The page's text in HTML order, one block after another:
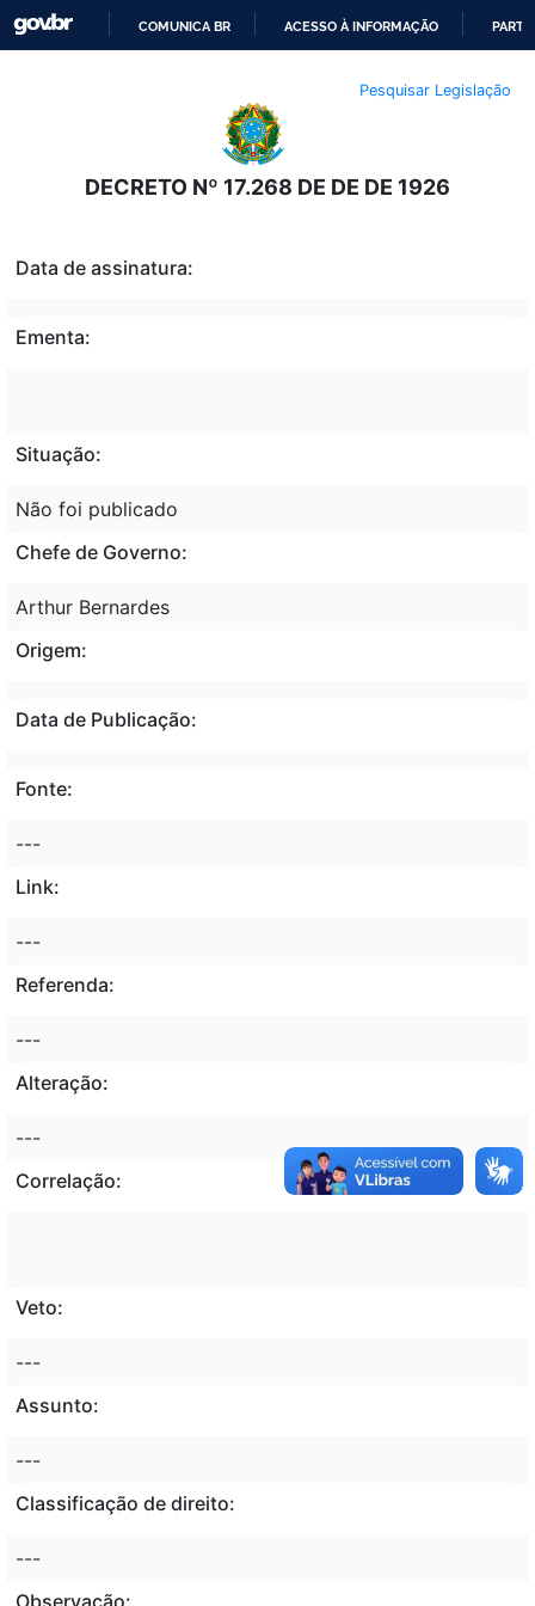
O
CONTEÚDO
COMUNICA BR ACESSO À INFORMAÇÃO
Pesquisar Legislação
DECRETO Nº 17.268 DE DE DE 1926
Data de assinatura:
Ementa:
Situação:
Não foi publicado
Chefe de Governo:
Arthur Bernardes
Origem:
Data de Publicação:
Fonte:
---
Link:
---
Referenda:
---
Alteração:
---
Correlação:
Veto:
---
Assunto:
---
Classificação de direito:
---
Observação: